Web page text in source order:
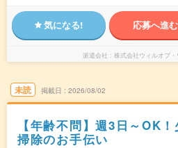
気になる! 応募へ進む
派遣会社 株式会社ウィルオブ
未読 掲載日 2026/08/02
【年齢不問】週3日～OK
掃除のお手伝い